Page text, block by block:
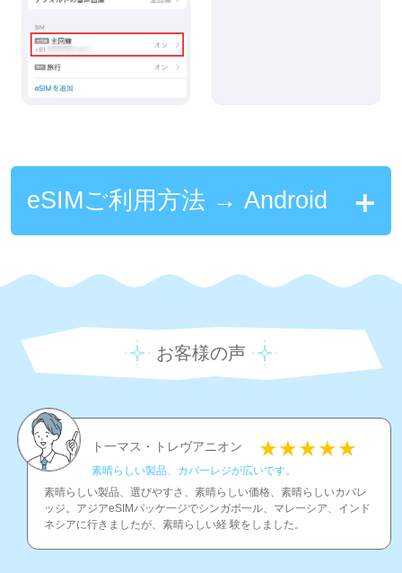
eSIMご利用方法 → Android
お客様の声
ト一マス・トレヴアニオン
素晴らしい製品、カバ一レジが広いです。
素晴らしい製品、選びやすさ、素晴らしい価格、素晴らしいカバレ
ッジ。アジアeSIMパッケ一ジでシンガポ一ル、マレ一シア、インド
ネシアに行きましたが、素晴らしい経 験をしました。